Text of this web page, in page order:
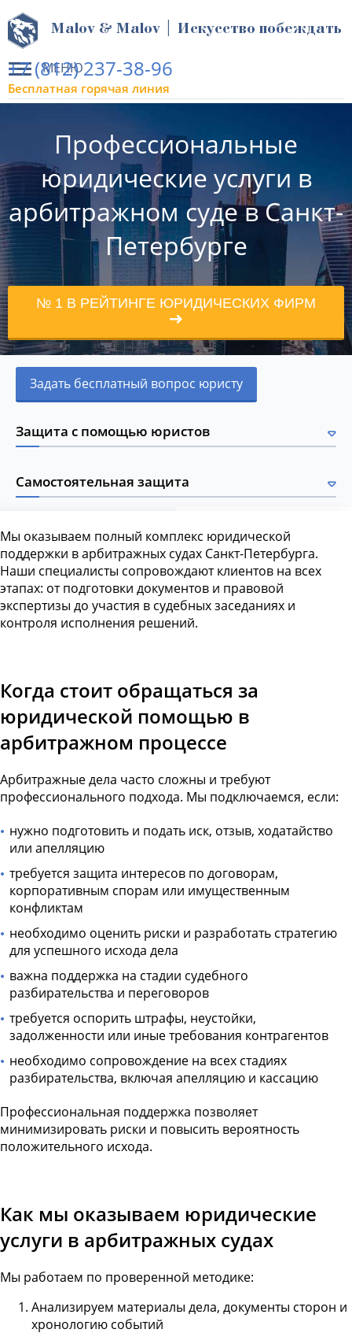
МЕНЮ
Malov & Malov | Искусство побеждать
+7 (812) 237-38-96
Бесплатная горячая линия
Профессиональные
юридические услуги в
арбитражном суде в Санкт-
Петербурге
№ 1 В РЕЙТИНГЕ ЮРИДИЧЕСКИХ ФИРМ
Задать бесплатный вопрос юристу
Защита с помощью юристов
Самостоятельная защита
Мы оказываем полный комплекс юридической
поддержки в арбитражных судах Санкт-Петербурга.
Наши специалисты сопровождают клиентов на всех
этапах: от подготовки документов и правовой
экспертизы до участия в судебных заседаниях и
контроля исполнения решений.
Когда стоит обращаться за
юридической помощью в
арбитражном процессе
Арбитражные дела часто сложны и требуют
профессионального подхода. Мы подключаемся, если:
нужно подготовить и подать иск, отзыв, ходатайство
или апелляцию
требуется защита интересов по договорам,
корпоративным спорам или имущественным
конфликтам
необходимо оценить риски и разработать стратегию
для успешного исхода дела
важна поддержка на стадии судебного
разбирательства и переговоров
требуется оспорить штрафы, неустойки,
задолженности или иные требования контрагентов
необходимо сопровождение на всех стадиях
разбирательства, включая апелляцию и кассацию
Профессиональная поддержка позволяет
минимизировать риски и повысить вероятность
положительного исхода.
Как мы оказываем юридические
услуги в арбитражных судах
Мы работаем по проверенной методике:
Анализируем материалы дела, документы сторон и
хронологию событий